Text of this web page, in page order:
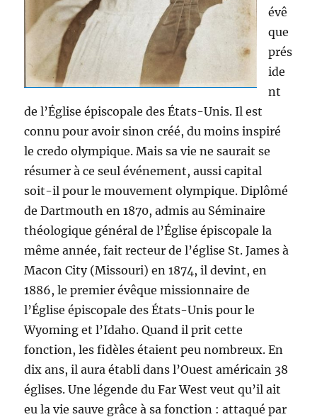
évê
que
prés
ide
nt
de l’Église épiscopale des États-Unis. Il est
connu pour avoir sinon créé, du moins inspiré
le credo olympique. Mais sa vie ne saurait se
résumer à ce seul événement, aussi capital
soit-il pour le mouvement olympique. Diplômé
de Dartmouth en 1870, admis au Séminaire
théologique général de l’Église épiscopale la
même année, fait recteur de l’église St. James à
Macon City (Missouri) en 1874, il devint, en
1886, le premier évêque missionnaire de
l’Église épiscopale des États-Unis pour le
Wyoming et l’Idaho. Quand il prit cette
fonction, les fidèles étaient peu nombreux. En
dix ans, il aura établi dans l’Ouest américain 38
églises. Une légende du Far West veut qu’il ait
eu la vie sauve grâce à sa fonction : attaqué par